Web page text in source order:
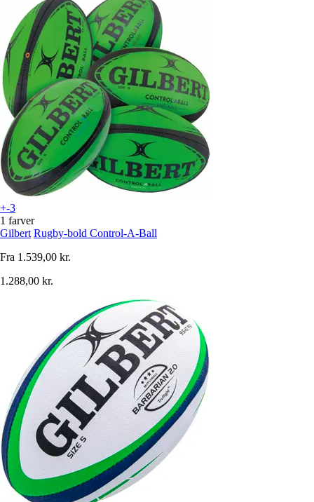
+-3
1 farver
Gilbert Rugby-bold Control-A-Ball
Fra 1.539,00 kr.
1.288,00 kr.